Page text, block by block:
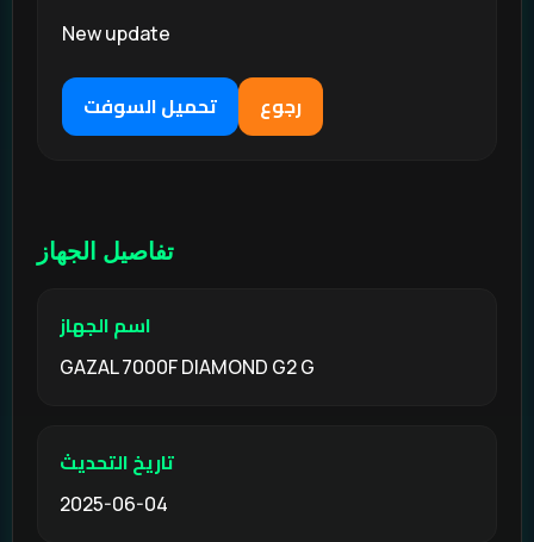
New update
تحميل السوفت رجوع
تفاصيل الجهاز
اسم الجهاز
GAZAL 7000F DIAMOND G2 G
تاريخ التحديث
2025-06-04